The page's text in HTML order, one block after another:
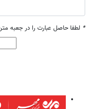
* لطفا حاصل عبارت را در جعبه